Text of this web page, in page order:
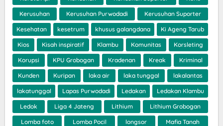
Kerusuhan Kerusuhan Purwodadi Kerusuhan Suporter
Kesehatan kesetrum khusus galangdana Ki Ageng Tarub
Kios Kisah inspiratif Klambu Komunitas Korsleting
Korupsi KPU Grobogan Kradenan Kreak Kriminal
Kunden Kuripan laka air laka tunggal lakalantas
lakatunggal Lapas Purwodadi Ledakan Ledakan Klambu
Ledok Liga 4 Jateng Lithium Lithium Grobogan
Lomba foto Lomba Pocil longsor Mafia Tanah